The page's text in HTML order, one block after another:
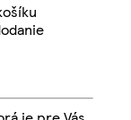
cena košíku